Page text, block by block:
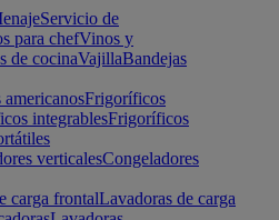
Servicio de
para chefVinos y
de cocinaVajillaBandejas
Frigoríficos
integrablesFrigoríficos
verticalesCongeladores
carga frontalLavadoras de carga